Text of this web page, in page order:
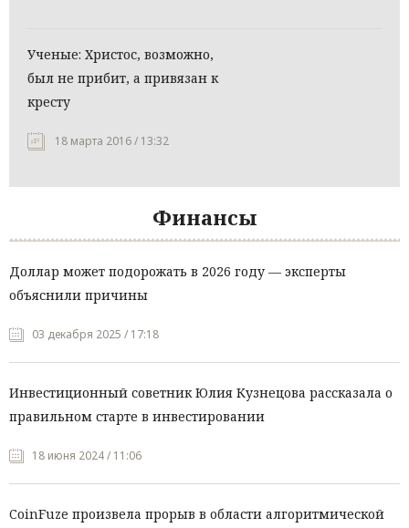
Ученые: Христос, возможно,
был не прибит, а привязан к
кресту
18 марта 2016 / 13:32
Финансы
Доллар может подорожать в 2026 году — эксперты
объяснили причины
03 декабря 2025 / 17:18
Инвестиционный советник Юлия Кузнецова рассказала о
правильном старте в инвестировании
18 июня 2024 / 11:06
CoinFuze произвела прорыв в области алгоритмической